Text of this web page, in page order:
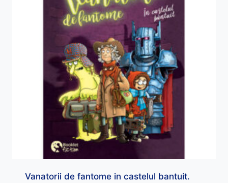
Vanatorii de fantome in castelul bantuit.